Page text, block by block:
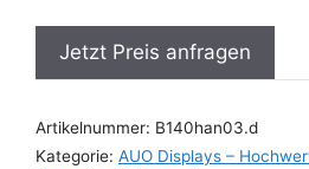
Jetzt Preis anfragen
Artikelnummer: B140han03.d
Kategorie: AUO Displays –